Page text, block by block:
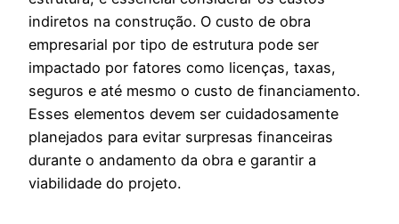
indiretos na construção. O custo de obra
empresarial por tipo de estrutura pode ser
impactado por fatores como licenças, taxas,
seguros e até mesmo o custo de financiamento.
Esses elementos devem ser cuidadosamente
planejados para evitar surpresas financeiras
durante o andamento da obra e garantir a
viabilidade do projeto.